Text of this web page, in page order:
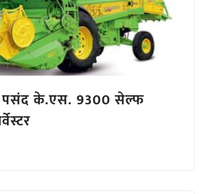
पसंद के.एस. 9300 सेल्फ